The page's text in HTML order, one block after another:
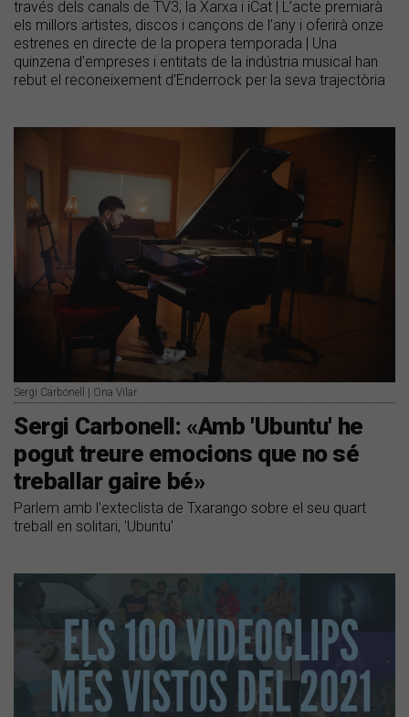
través dels canals de TV3, la Xarxa i iCat | L’acte premiarà
els millors artistes, discos i cançons de l’any i oferirà onze
estrenes en directe de la propera temporada | Una
quinzena d’empreses i entitats de la indústria musical han
rebut el reconeixement d’Enderrock per la seva trajectòria
Sergi Carbonell | Ona Vilar
Sergi Carbonell: «Amb 'Ubuntu' he
pogut treure emocions que no sé
treballar gaire bé»
Parlem amb l'exteclista de Txarango sobre el seu quart
treball en solitari, 'Ubuntu'